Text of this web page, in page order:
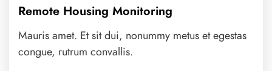
Remote Housing Monitoring
Mauris amet. Et sit dui, nonummy metus et egestas
congue, rutrum convallis.